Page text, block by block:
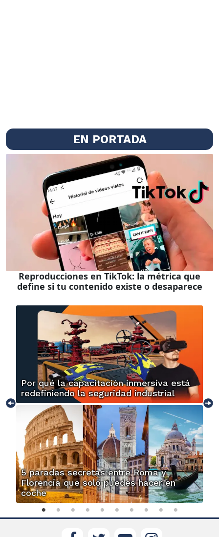
EN PORTADA
Reproducciones en TikTok: la métrica que
define si tu contenido existe o desaparece
Por qué la capacitación inmersiva está
redefiniendo la seguridad industrial
5 paradas secretas entre Roma y
Florencia que solo puedes hacer en
coche